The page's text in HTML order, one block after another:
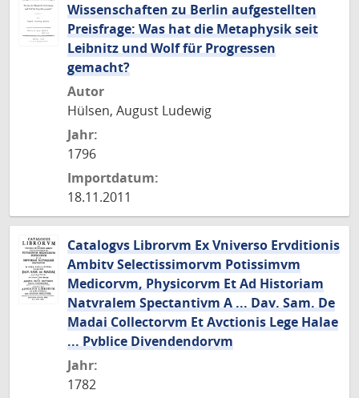
Wissenschaften zu Berlin aufgestellten
Preisfrage: Was hat die Metaphysik seit
Leibnitz und Wolf für Progressen
gemacht?
Autor
Hülsen, August Ludewig
Jahr:
1796
Importdatum:
18.11.2011
Catalogvs Librorvm Ex Vniverso Ervditionis
Ambitv Selectissimorvm Potissimvm
Medicorvm, Physicorvm Et Ad Historiam
Natvralem Spectantivm A ... Dav. Sam. De
Madai Collectorvm Et Avctionis Lege Halae
... Pvblice Divendendorvm
Jahr:
1782